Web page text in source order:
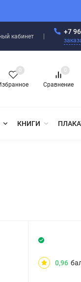
кабинет
+7
0
Сравнение
0
КНИГИ
0,96